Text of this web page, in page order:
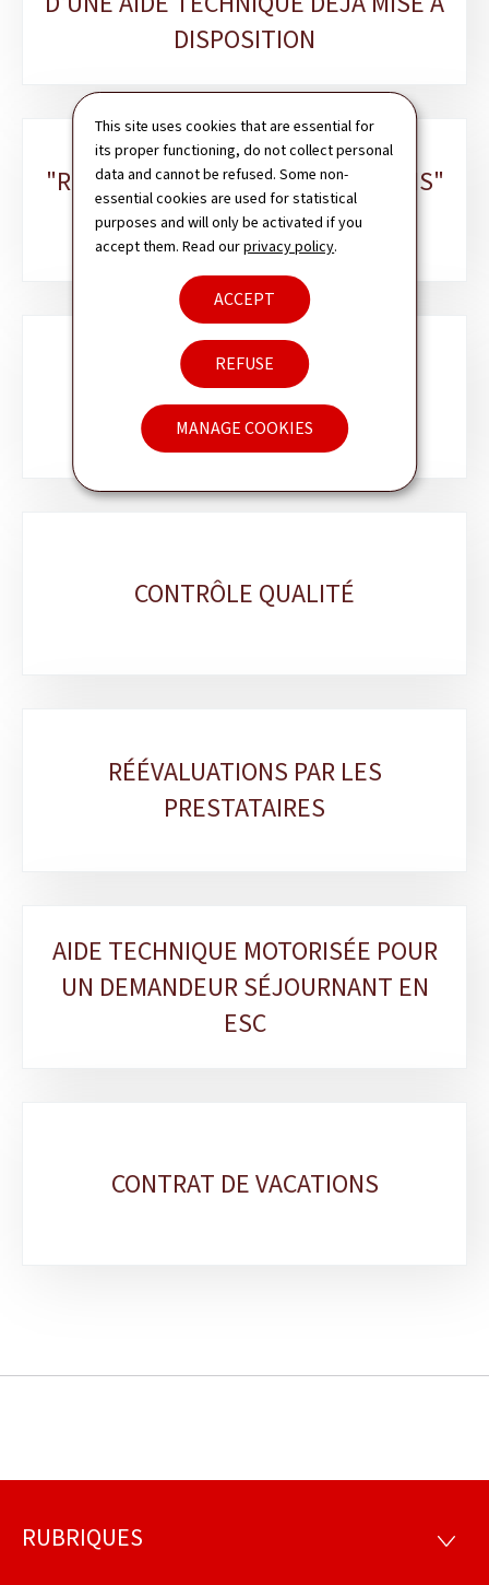
This site uses cookies that are essential for
its proper functioning, do not collect personal
data and cannot be refused. Some non-
essential cookies are used for statistical
purposes and will only be activated if you
accept them. Read ourprivacy policy.
ACCEPT
REFUSE
MANAGE COOKIES
DISPOSITION
"RÉFÉRENTIEL DES AIDES ET SOINS"
ET "RELEVÉ-TYPE"
SERVICE ÉVALUATION ET
DÉTERMINATION: ÉQUIPES
RÉGIONALES
CONTRÔLE QUALITÉ
RÉÉVALUATIONS PAR LES
PRESTATAIRES
AIDE TECHNIQUE MOTORISÉE POUR
UN DEMANDEUR SÉJOURNANT EN
ESC
CONTRAT DE VACATIONS
Footer
RUBRIQUES